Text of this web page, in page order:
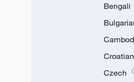
Bengali
Croatian
Czech